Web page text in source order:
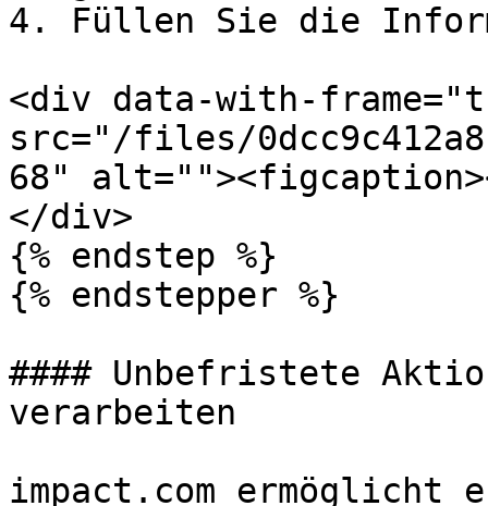
4. Füllen Sie die
<div data-with-
src="/files/
68"
</div>
{% endstep %}
{% endstepper %}
#### Unbefristete
verarbeiten
impact.com ermöglicht